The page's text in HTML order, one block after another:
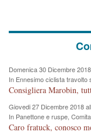
Domenica 30 Dicembre
In Ennesimo ciclista
Comune si svegli"
Giovedi 27 Dicembre 2018
In Panettone e ruspe,
cronoprogramma"